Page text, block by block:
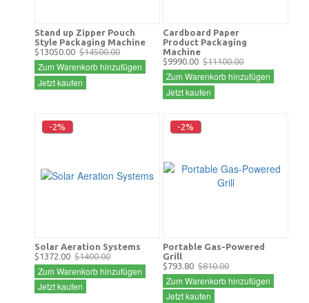
Stand up Zipper Pouch
Style Packaging Machine
$13050.00 $14500.00
Zum Warenkorb hinzufügen
Jetzt kaufen
Cardboard Paper
Product Packaging
Machine
$9990.00 $11100.00
Zum Warenkorb hinzufügen
Jetzt kaufen
-2%
Solar Aeration Systems
$1372.00 $1400.00
Zum Warenkorb hinzufügen
Jetzt kaufen
-2%
Portable Gas-Powered
Grill
$793.80 $810.00
Zum Warenkorb hinzufügen
Jetzt kaufen